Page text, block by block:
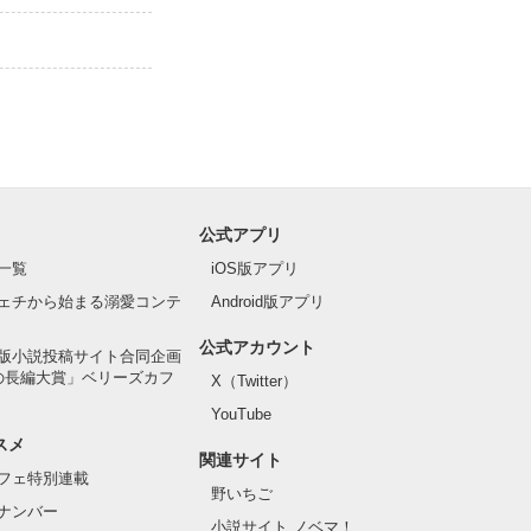
覧
チから始まる溺愛コンテ
小説投稿サイト合同企画
長編大賞」ベリーズカフ
メ
ェ特別連載
ンバー
公式アプリ
iOS版アプリ
Android版アプリ
公式アカウント
X（Twitter）
YouTube
関連サイト
野いちご
小説サイト ノベマ！